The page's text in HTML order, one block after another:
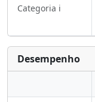
Categoria ℹ️
Desempenho